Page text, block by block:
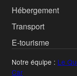
Hébergement
Transport
E-tourisme
Notre équipe : Le
Car